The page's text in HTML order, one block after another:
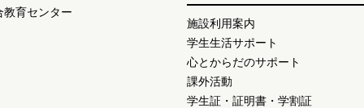
教育センター
施設利用案内
学生生活サポート
心とからだのサポート
課外活動
学生証・証明書・学割証